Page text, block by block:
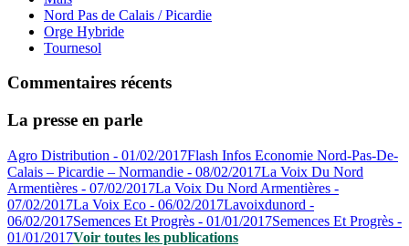
Nord Pas de Calais / Picardie
Orge Hybride
Tournesol
Commentaires récents
La presse en parle
Agro Distribution - 01/02/2017Flash Infos Economie Nord-Pas-De-
Calais – Picardie – Normandie - 08/02/2017La Voix Du Nord
Armentières - 07/02/2017La Voix Du Nord Armentières -
07/02/2017La Voix Eco - 06/02/2017Lavoixdunord -
06/02/2017Semences Et Progrès - 01/01/2017Semences Et Progrès -
01/01/2017Voir toutes les publications